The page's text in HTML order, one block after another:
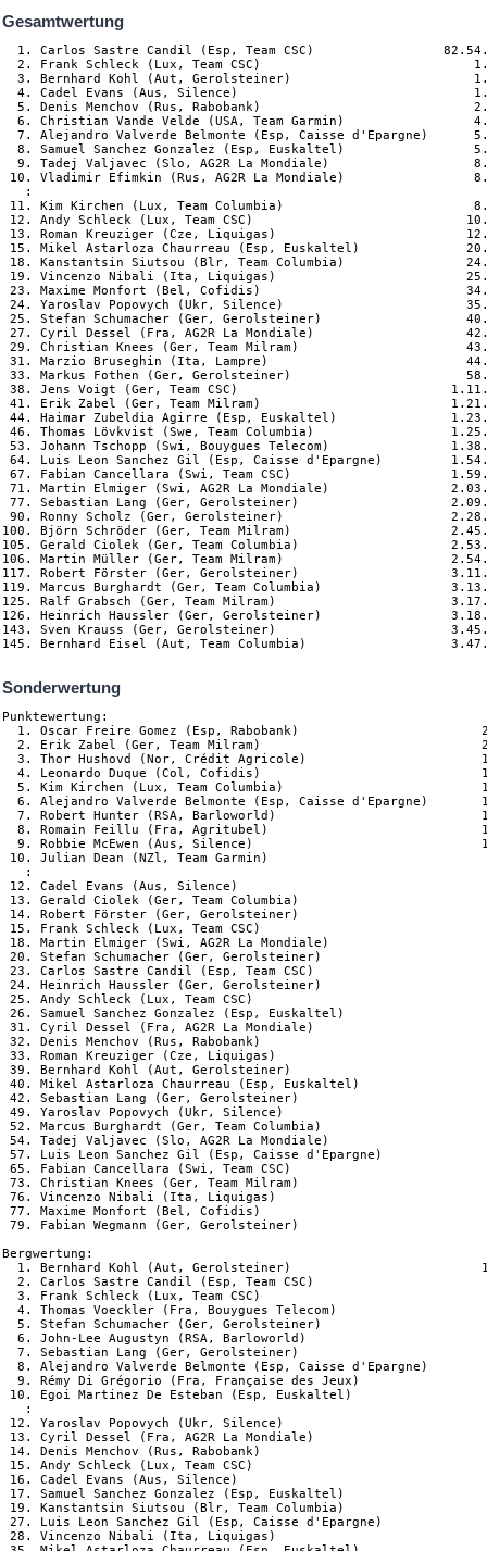
Gesamtwertung
1. Carlos Sastre Candil (Esp, Team CSC)
2. Frank Schleck (Lux, Team CSC)
3. Bernhard Kohl (Aut, Gerolsteiner)
4. Cadel Evans (Aus, Silence)
5. Denis Menchov (Rus, Rabobank)
6. Christian Vande Velde (USA, Team Garmin)
7. Alejandro Valverde Belmonte (Esp, Caisse d'Epargne)
8. Samuel Sanchez Gonzalez (Esp, Euskaltel)
9. Tadej Valjavec (Slo, AG2R La Mondiale)
10. Vladimir Efimkin (Rus, AG2R La Mondiale)
   :
11. Kim Kirchen (Lux, Team Columbia)
12. Andy Schleck (Lux, Team CSC)
13. Roman Kreuziger (Cze, Liquigas)
15. Mikel Astarloza Chaurreau (Esp, Euskaltel)
18. Kanstantsin Siutsou (Blr, Team Columbia)
19. Vincenzo Nibali (Ita, Liquigas)
23. Maxime Monfort (Bel, Cofidis)
24. Yaroslav Popovych (Ukr, Silence)
25. Stefan Schumacher (Ger, Gerolsteiner)
27. Cyril Dessel (Fra, AG2R La Mondiale)
29. Christian Knees (Ger, Team Milram)
31. Marzio Bruseghin (Ita, Lampre)
33. Markus Fothen (Ger, Gerolsteiner)
38. Jens Voigt (Ger, Team CSC)
41. Erik Zabel (Ger, Team Milram)
44. Haimar Zubeldia Agirre (Esp, Euskaltel)
46. Thomas Lövkvist (Swe, Team Columbia)
53. Johann Tschopp (Swi, Bouygues Telecom)
64. Luis Leon Sanchez Gil (Esp, Caisse d'Epargne)
67. Fabian Cancellara (Swi, Team CSC)
71. Martin Elmiger (Swi, AG2R La Mondiale)
77. Sebastian Lang (Ger, Gerolsteiner)
90. Ronny Scholz (Ger, Gerolsteiner)
100. Björn Schröder (Ger, Team Milram)
105. Gerald Ciolek (Ger, Team Columbia)
106. Martin Müller (Ger, Team Milram)
117. Robert Förster (Ger, Gerolsteiner)
119. Marcus Burghardt (Ger, Team Columbia)
125. Ralf Grabsch (Ger, Team Milram)
126. Heinrich Haussler (Ger, Gerolsteiner)
143. Sven Krauss (Ger, Gerolsteiner)
Sonderwertung
Punktewertung:
1. Oscar Freire Gomez (Esp, Rabobank)
2. Erik Zabel (Ger, Team Milram)
3. Thor Hushovd (Nor, Crédit Agricole)
4. Leonardo Duque (Col, Cofidis)
5. Kim Kirchen (Lux, Team Columbia)
6. Alejandro Valverde Belmonte (Esp, Caisse d'Epargne)
7. Robert Hunter (RSA, Barloworld)
8. Romain Feillu (Fra, Agritubel)
9. Robbie McEwen (Aus, Silence)
10. Julian Dean (NZl, Team Garmin)
   :
12. Cadel Evans (Aus, Silence)
13. Gerald Ciolek (Ger, Team Columbia)
14. Robert Förster (Ger, Gerolsteiner)
15. Frank Schleck (Lux, Team CSC)
18. Martin Elmiger (Swi, AG2R La Mondiale)
20. Stefan Schumacher (Ger, Gerolsteiner)
23. Carlos Sastre Candil (Esp, Team CSC)
24. Heinrich Haussler (Ger, Gerolsteiner)
25. Andy Schleck (Lux, Team CSC)
26. Samuel Sanchez Gonzalez (Esp, Euskaltel)
31. Cyril Dessel (Fra, AG2R La Mondiale)
32. Denis Menchov (Rus, Rabobank)
33. Roman Kreuziger (Cze, Liquigas)
39. Bernhard Kohl (Aut, Gerolsteiner)
40. Mikel Astarloza Chaurreau (Esp, Euskaltel)
42. Sebastian Lang (Ger, Gerolsteiner)
49. Yaroslav Popovych (Ukr, Silence)
52. Marcus Burghardt (Ger, Team Columbia)
54. Tadej Valjavec (Slo, AG2R La Mondiale)
57. Luis Leon Sanchez Gil (Esp, Caisse d'Epargne)
65. Fabian Cancellara (Swi, Team CSC)
73. Christian Knees (Ger, Team Milram)
76. Vincenzo Nibali (Ita, Liquigas)
77. Maxime Monfort (Bel, Cofidis)
79. Fabian Wegmann (Ger, Gerolsteiner)
Bergwertung:
1. Bernhard Kohl (Aut, Gerolsteiner)
2. Carlos Sastre Candil (Esp, Team CSC)
3. Frank Schleck (Lux, Team CSC)
4. Thomas Voeckler (Fra, Bouygues Telecom)
5. Stefan Schumacher (Ger, Gerolsteiner)
6. John-Lee Augustyn (RSA, Barloworld)
7. Sebastian Lang (Ger, Gerolsteiner)
8. Alejandro Valverde Belmonte (Esp, Caisse d'Epargne)
9. Rémy Di Grégorio (Fra, Française des Jeux)
10. Egoi Martinez De Esteban (Esp, Euskaltel)
   :
12. Yaroslav Popovych (Ukr, Silence)
13. Cyril Dessel (Fra, AG2R La Mondiale)
14. Denis Menchov (Rus, Rabobank)
15. Andy Schleck (Lux, Team CSC)
16. Cadel Evans (Aus, Silence)
17. Samuel Sanchez Gonzalez (Esp, Euskaltel)
19. Kanstantsin Siutsou (Blr, Team Columbia)
27. Luis Leon Sanchez Gil (Esp, Caisse d'Epargne)
28. Vincenzo Nibali (Ita, Liquigas)